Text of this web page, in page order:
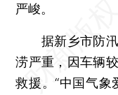
严峻。
据新乡市防汛
涝严重，因车辆
救援。“中国气象